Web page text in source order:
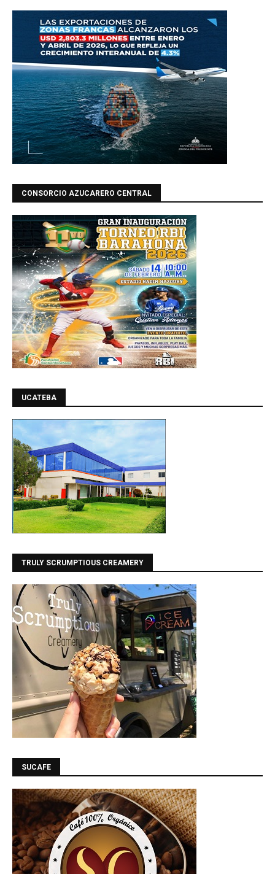
CONSORCIO AZUCARERO CENTRAL
UCATEBA
TRULY SCRUMPTIOUS CREAMERY
SUCAFE